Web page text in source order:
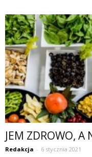
JEM ZDROWO, A
Redakcja - 6 stycznia 2021